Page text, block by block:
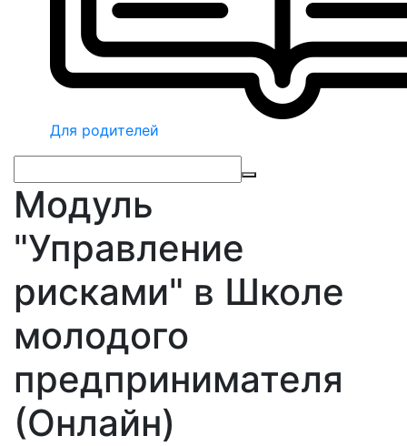
Для родителей
Модуль
"Управление
рисками" в Школе
молодого
предпринимателя
(Онлайн)